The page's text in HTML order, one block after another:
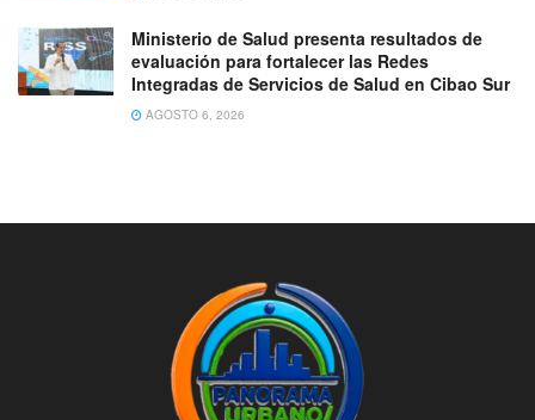
Ministerio de Salud presenta resultados de
evaluación para fortalecer las Redes
Integradas de Servicios de Salud en Cibao Sur
AGOSTO 6, 2026